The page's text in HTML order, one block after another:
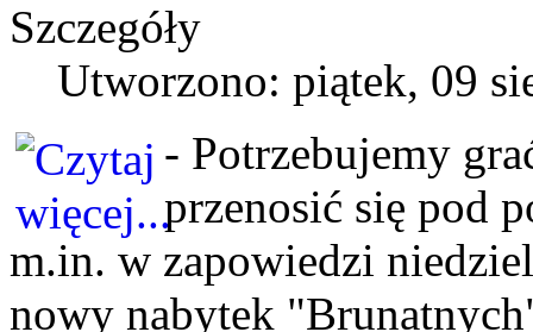
Szczegóły
Utworzono: piątek, 09
- Potrzebujemy
przenosić się pod
m.in. w zapowiedzi
nowy nabytek